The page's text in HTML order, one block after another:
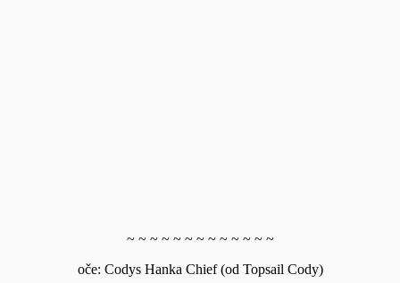
~ ~ ~ ~ ~ ~ ~ ~ ~ ~ ~ ~ ~
oče: Codys Hanka Chief (od Topsail Cody)